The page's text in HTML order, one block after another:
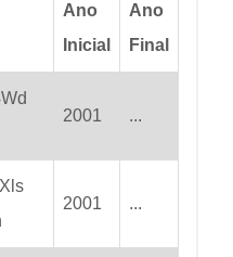
Ano
Inicial
Ano
Final
2001 ...
2001 ...